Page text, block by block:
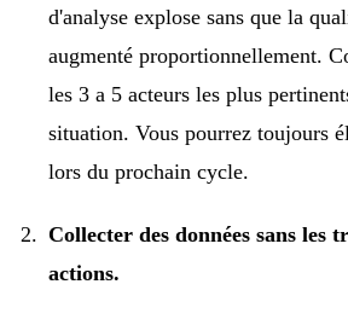
d'analyse explose sans que la
augmenté proportionnellement.
les 3 a 5 acteurs les plus
situation. Vous pourrez toujours
lors du prochain cycle.
Collecter des données sans les
actions.